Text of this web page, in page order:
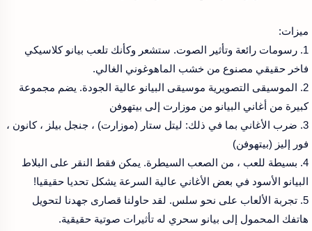
ميزات:
1. رسومات رائعة وتأثير الصوت. ستشعر وكأنك تلعب بيانو كلاسيكي
فاخر حقيقي مصنوع من خشب الماهوغوني الغالي.
2. الموسيقى التصويرية موسيقى البيانو عالية الجودة. يضم مجموعة
كبيرة من أغاني البيانو من موزارت إلى بيتهوفن
3. ضرب الأغاني بما في ذلك: ليتل ستار (موزارت) ، جنجل بيلز ، كانون ،
فور إليز (بيتهوفن)
4. بسيطة للعب ، من الصعب السيطرة. يمكن فقط النقر على البلاط
البيانو الأسود في بعض الأغاني عالية السرعة يشكل تحديا حقيقيا!
5. تجربة الألعاب على نحو سلس. لقد حاولنا قصارى جهدنا لتحويل
هاتفك المحمول إلى بيانو سحري له تأثيرات صوتية حقيقية.